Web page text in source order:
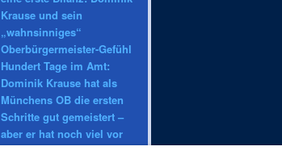
Krause und sein
„wahnsinniges“
Oberbürgermeister-Gefühl
Hundert Tage im Amt:
Dominik Krause hat als
Münchens OB die ersten
Schritte gut gemeistert –
aber er hat noch viel vor
sich